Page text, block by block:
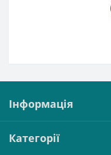
Інформація
Категорії